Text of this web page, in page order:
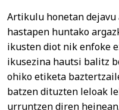
Artikulu honetan
hastapen huntako
ikusten diot nik enfoke
ikusezina hautsi balitz
ohiko etiketa
batzen dituzten leloak
urruntzen diren